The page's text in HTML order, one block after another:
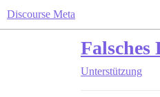
Discourse Meta
Unterstützung